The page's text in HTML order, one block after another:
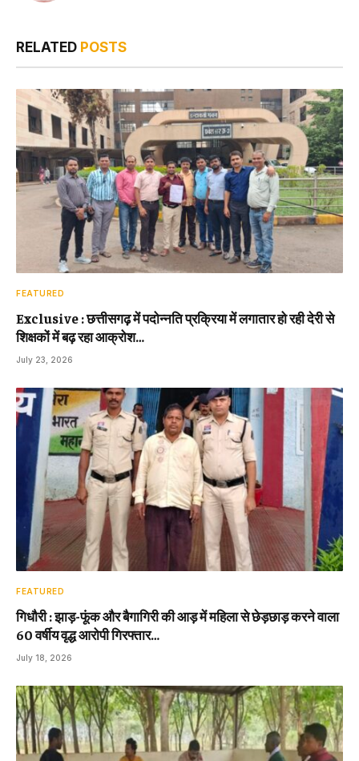
RELATED POSTS
FEATURED
Exclusive : छत्तीसगढ़ में पदोन्नति प्रक्रिया में लगातार हो रही देरी से
शिक्षकों में बढ़ रहा आक्रोश…
July 23, 2026
FEATURED
गिधौरी : झाड़-फूंक और बैगागिरी की आड़ में महिला से छेड़छाड़ करने वाला
60 वर्षीय वृद्ध आरोपी गिरफ्तार…
July 18, 2026